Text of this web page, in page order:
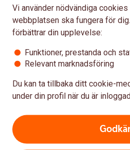
Miljöfond
och främja forskning, projekt och
Vi använder nödvändiga
webbplatsen ska fungera för
förbättrar din upplevelse:
Funktioner, prestanda och
Relevant marknadsföring
Du kan ta tillbaka ditt cookie-
under din profil när du är